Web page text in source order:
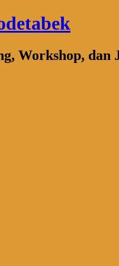
Workshop, dan